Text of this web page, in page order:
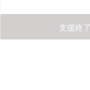
支援終了